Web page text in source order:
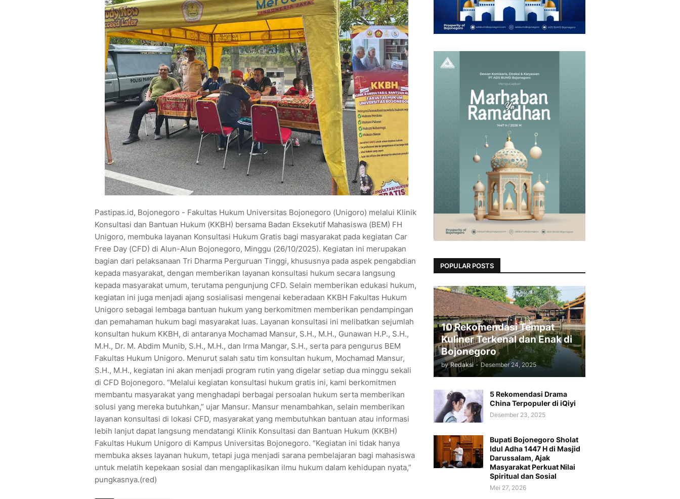
Pastipas.id, Bojonegoro - Fakultas Hukum Universitas Bojonegoro (Unigoro) melalui Klinik
Konsultasi dan Bantuan Hukum (KKBH) bersama Badan Eksekutif Mahasiswa (BEM) FH
Unigoro, membuka layanan Konsultasi Hukum Gratis bagi masyarakat pada kegiatan Car
Free Day (CFD) di Alun-Alun Bojonegoro, Minggu (26/10/2025). Kegiatan ini merupakan
bagian dari pelaksanaan Tri Dharma Perguruan Tinggi, khususnya pada aspek pengabdian
kepada masyarakat, dengan memberikan layanan konsultasi hukum secara langsung
kepada masyarakat umum, terutama pengunjung CFD. Selain memberikan edukasi hukum,
kegiatan ini juga menjadi ajang sosialisasi mengenai keberadaan KKBH Fakultas Hukum
Unigoro sebagai lembaga bantuan hukum yang berkomitmen memberikan pendampingan
dan pemahaman hukum bagi masyarakat luas. Layanan konsultasi ini melibatkan sejumlah
konsultan hukum KKBH, di antaranya Mochamad Mansur, S.H., M.H., Gunawan H.P., S.H.,
M.H., Dr. M. Abdim Munib, S.H., M.H., dan Irma Mangar, S.H., serta para pengurus BEM
Fakultas Hukum Unigoro. Menurut salah satu tim konsultan hukum, Mochamad Mansur,
S.H., M.H., kegiatan ini akan menjadi program rutin yang digelar setiap dua minggu sekali
di CFD Bojonegoro. “Melalui kegiatan konsultasi hukum gratis ini, kami berkomitmen
membantu masyarakat yang menghadapi berbagai persoalan hukum serta memberikan
solusi yang mereka butuhkan,” ujar Mansur. Mansur menambahkan, selain memberikan
layanan konsultasi di lokasi CFD, masyarakat yang membutuhkan bantuan atau informasi
lebih lanjut dapat langsung mendatangi Klinik Konsultasi dan Bantuan Hukum (KKBH)
Fakultas Hukum Unigoro di Kampus Universitas Bojonegoro. “Kegiatan ini tidak hanya
membuka akses layanan hukum, tetapi juga menjadi sarana pembelajaran bagi mahasiswa
untuk melatih kepekaan sosial dan mengaplikasikan ilmu hukum dalam kehidupan nyata,”
pungkasnya.(red)
POPULAR POSTS
10 Rekomendasi Tempat
Kuliner Terkenal dan Enak di
Bojonegoro
by Redaksi - Desember 24, 2025
5 Rekomendasi Drama
China Terpopuler di iQiyi
Desember 23, 2025
Bupati Bojonegoro Sholat
Idul Adha 1447 H di Masjid
Darussalam, Ajak
Masyarakat Perkuat Nilai
Spiritual dan Sosial
Mei 27, 2026